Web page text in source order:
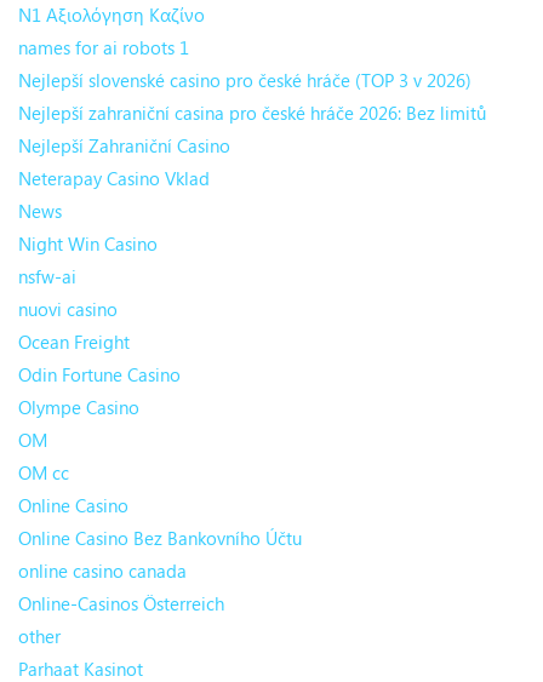
N1 Αξιολόγηση Καζίνο
names for ai robots 1
Nejlepší slovenské casino pro české hráče (TOP 3 v 2026)
Nejlepší zahraniční casina pro české hráče 2026: Bez limitů
Nejlepší Zahraniční Casino
Neterapay Casino Vklad
News
Night Win Casino
nsfw-ai
nuovi casino
Ocean Freight
Odin Fortune Casino
Olympe Casino
OM
OM cc
Online Casino
Online Casino Bez Bankovního Účtu
online casino canada
Online-Casinos Österreich
other
Parhaat Kasinot